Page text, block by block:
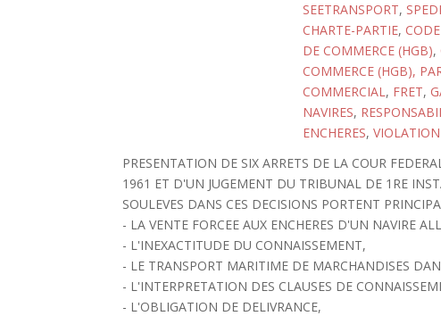
SEETRANSPORT,
CHARTE-PARTIE,
DE COMMERCE (HGB),
COMMERCE (HGB),
COMMERCIAL, FRET,
NAVIRES,
ENCHERES,
PRESENTATION DE SIX ARRETS DE LA COUR
1961 ET D'UN JUGEMENT DU TRIBUNAL DE 1RE
SOULEVES DANS CES DECISIONS PORTENT
- LA VENTE FORCEE AUX ENCHERES D'UN NAVIRE
- L'INEXACTITUDE DU CONNAISSEMENT,
- LE TRANSPORT MARITIME DE MARCHANDISES
- L'INTERPRETATION DES CLAUSES DE
- L'OBLIGATION DE DELIVRANCE,